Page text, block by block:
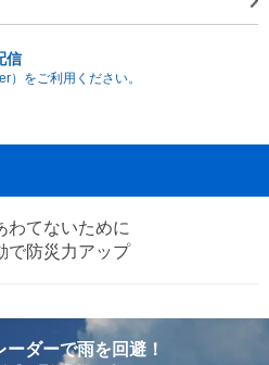
信
）をご利用ください。
わてないために
で防災力アップ
ーダーで雨を回避！